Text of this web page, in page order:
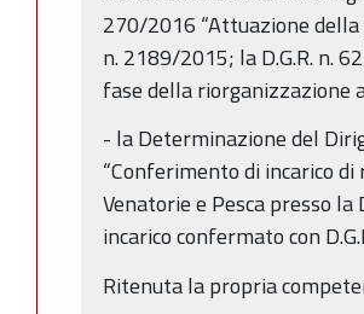
270/2016 “Attuazione
n. 2189/2015; la D.G.R. n.
fase della riorganizzazione
- la Determinazione del
“Conferimento di incarico
Venatorie e Pesca presso la
incarico confermato con
Ritenuta la propria